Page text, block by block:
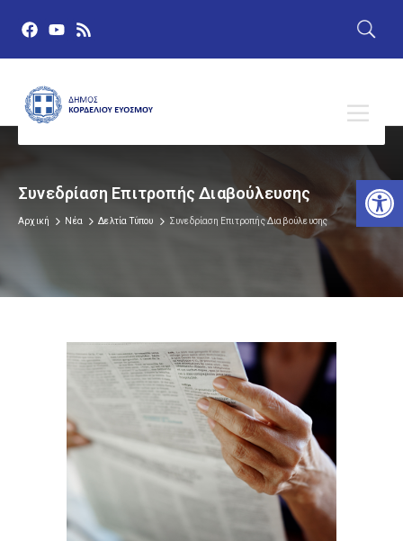
Συνεδρίαση Επιτροπής Διαβούλευσης
Αρχική Νέα Δελτία Τύπου Συνεδρίαση Επιτροπής Διαβούλευσης